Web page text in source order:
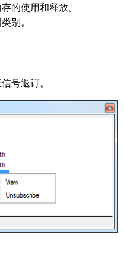
的使用和释放。
别。
号退订。